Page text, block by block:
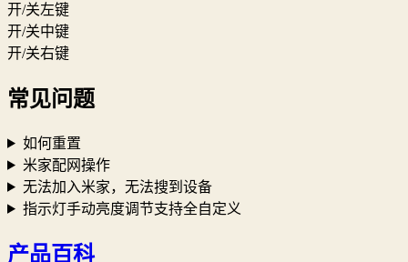
开/关左键
开/关中键
开/关右键
常见问题
如何重置
米家配网操作
无法加入米家，无法搜到设备
指示灯手动亮度调节支持全自定义
产品百科